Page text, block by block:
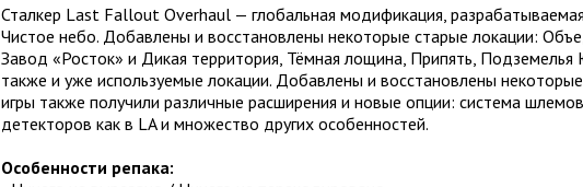
Сталкер Last Fallout Overhaul — глобальная модификация,
Чистое небо. Добавлены и восстановлены некоторые старые локации:
Завод «Росток» и Дикая территория, Тёмная лощина, Припять,
также и уже используемые локации. Добавлены и восстановлены
игры также получили различные расширения и новые опции: система
детекторов как в LA и множество других особенностей.
Особенности репака: